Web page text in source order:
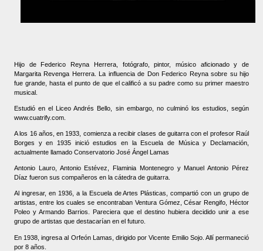
Hijo de Federico Reyna Herrera, fotógrafo, pintor, músico aficionado y de
Margarita Revenga Herrera. La influencia de Don Federico Reyna sobre su hijo
fue grande, hasta el punto de que el calificó a su padre como su primer maestro
musical.
Estudió en el Liceo Andrés Bello, sin embargo, no culminó los estudios, según
www.cuatrify.com.
A los 16 años, en 1933, comienza a recibir clases de guitarra con el profesor Raúl
Borges y en 1935 inició estudios en la Escuela de Música y Declamación,
actualmente llamado Conservatorio José Ángel Lamas
Antonio Lauro, Antonio Estévez, Flaminia Montenegro y Manuel Antonio Pérez
Díaz fueron sus compañeros en la cátedra de guitarra.
Al ingresar, en 1936, a la Escuela de Artes Plásticas, compartió con un grupo de
artistas, entre los cuales se encontraban Ventura Gómez, César Rengifo, Héctor
Poleo y Armando Barrios. Pareciera que el destino hubiera decidido unir a ese
grupo de artistas que destacarían en el futuro.
En 1938, ingresa al Orfeón Lamas, dirigido por Vicente Emilio Sojo. Allí permaneció
por 8 años.